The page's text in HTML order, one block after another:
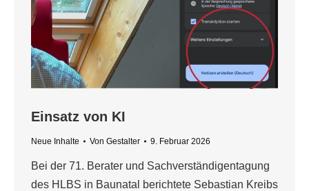
Einsatz von KI
Neue Inhalte Von Gestalter 9. Februar 2026
Bei der 71. Berater und Sachverständigentagung
des HLBS in Baunatal berichtete Sebastian Kreibs